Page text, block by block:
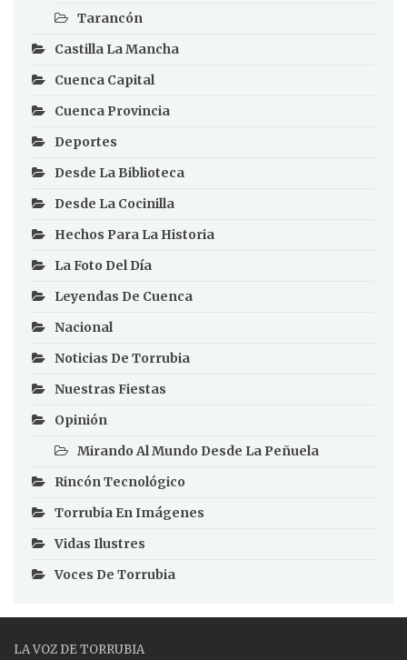
Tarancón
Castilla La Mancha
Cuenca Capital
Cuenca Provincia
Deportes
Desde La Biblioteca
Desde La Cocinilla
Hechos Para La Historia
La Foto Del Día
Leyendas De Cuenca
Nacional
Noticias De Torrubia
Nuestras Fiestas
Opinión
Mirando Al Mundo Desde La Peñuela
Rincón Tecnológico
Torrubia En Imágenes
Vidas Ilustres
Voces De Torrubia
LA VOZ DE TORRUBIA